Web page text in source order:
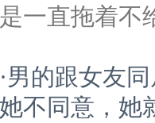
是一直拖着不
·男的跟女友
她不同意，她